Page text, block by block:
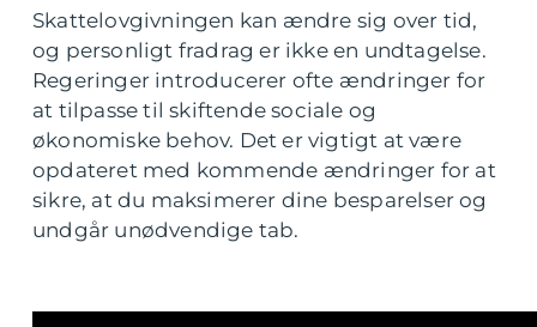
Skattelovgivningen kan ændre sig over tid,
og personligt fradrag er ikke en undtagelse.
Regeringer introducerer ofte ændringer for
at tilpasse til skiftende sociale og
økonomiske behov. Det er vigtigt at være
opdateret med kommende ændringer for at
sikre, at du maksimerer dine besparelser og
undgår unødvendige tab.